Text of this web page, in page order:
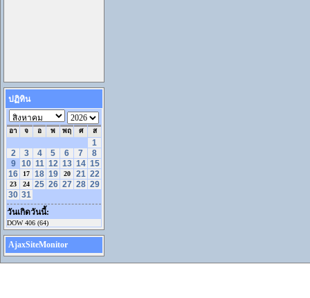
ปฏิทิน
อา จ อ พ พฤ ศ ส
1
2
3 4 5 6 7
8
9
10 11 12 13 14 15
16
17 18 19 20 21 22
23 24 25 26 27 28 29
30 31
วันเกิดวันนี้:
DOW 406 (64)
AjaxSiteMonitor